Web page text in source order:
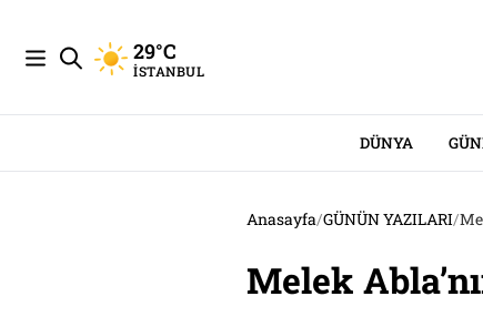
29°C
İSTANBUL
DÜNYA
Anasayfa/GÜNÜN YAZILARI/
Melek